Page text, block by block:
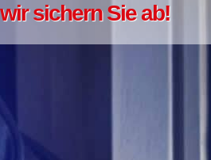
sichern Sie ab!